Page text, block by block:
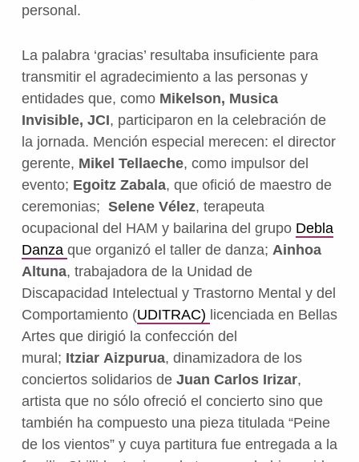
personal.
La palabra ‘gracias’ resultaba insuficiente para
transmitir el agradecimiento a las personas y
entidades que, como Mikelson, Musica
Invisible, JCI, participaron en la celebración de
la jornada. Mención especial merecen: el director
gerente, Mikel Tellaeche, como impulsor del
evento; Egoitz Zabala, que ofició de maestro de
ceremonias; Selene Vélez, terapeuta
ocupacional del HAM y bailarina del grupo Debla
Danza que organizó el taller de danza; Ainhoa
Altuna, trabajadora de la Unidad de
Discapacidad Intelectual y Trastorno Mental y del
Comportamiento (UDITRAC) licenciada en Bellas
Artes que dirigió la confección del
mural; Itziar Aizpurua, dinamizadora de los
conciertos solidarios de Juan Carlos Irizar,
artista que no sólo ofreció el concierto sino que
también ha compuesto una pieza titulada “Peine
de los vientos” y cuya partitura fue entregada a la